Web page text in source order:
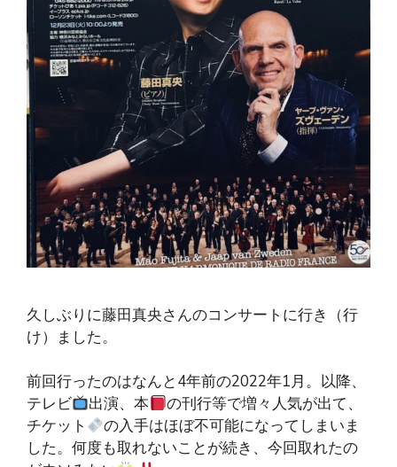
久しぶりに藤田真央さんのコンサートに行き（行
け）ました。
前回行ったのはなんと4年前の2022年1月。以降、
テレビ
出演、本
の刊行等で増々人気が出て、
チケット
の入手はほぼ不可能になってしまいま
した。何度も取れないことが続き、今回取れたの